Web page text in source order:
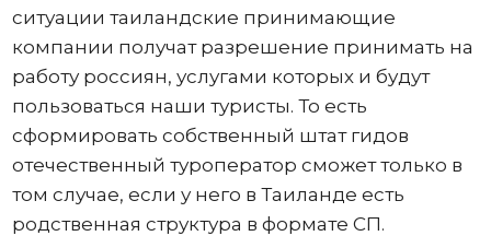
ситуации таиландские принимающие
компании получат разрешение принимать на
работу россиян, услугами которых и будут
пользоваться наши туристы. То есть
сформировать собственный штат гидов
отечественный туроператор сможет только в
том случае, если у него в Таиланде есть
родственная структура в формате СП.